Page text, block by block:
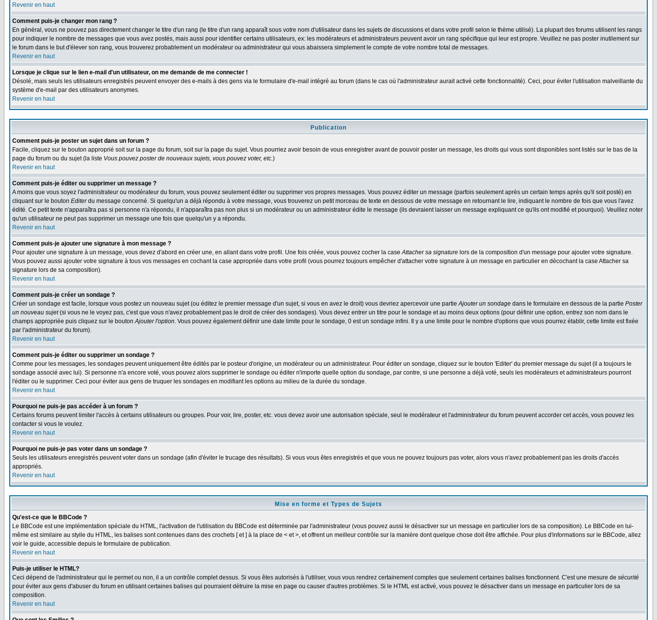
Revenir en haut
Comment puis-je changer mon rang ?
En général, vous ne pouvez pas directement changer le titre d'un rang (le titre d'un rang apparaît sous votre nom d'utilisateur dans les sujets de discussions et dans votre profil selon le thème utilisé). La plupart des forums utilisent les rangs
pour indiquer le nombre de messages que vous avez postés, mais aussi pour identifier certains utilisateurs, ex: les modérateurs et administrateurs peuvent avoir un rang spécifique qui leur est propre. Veuillez ne pas poster inutilement sur
le forum dans le but d'élever son rang, vous trouverez probablement un modérateur ou administrateur qui vous abaissera simplement le compte de votre nombre total de messages.
Revenir en haut
Lorsque je clique sur le lien e-mail d'un utilisateur, on me demande de me connecter !
Désolé, mais seuls les utilisateurs enregistrés peuvent envoyer des e-mails à des gens via le formulaire d'e-mail intégré au forum (dans le cas où l'administrateur aurait activé cette fonctionnalité). Ceci, pour éviter l'utilisation malveillante du
système d'e-mail par des utilisateurs anonymes.
Revenir en haut
Publication
Comment puis-je poster un sujet dans un forum ?
Facile, cliquez sur le bouton approprié soit sur la page du forum, soit sur la page du sujet. Vous pourriez avoir besoin de vous enregistrer avant de pouvoir poster un message, les droits qui vous sont disponibles sont listés sur le bas de la
page du forum ou du sujet (la liste Vous pouvez poster de nouveaux sujets, vous pouvez voter, etc.)
Revenir en haut
Comment puis-je éditer ou supprimer un message ?
A moins que vous soyez l'administrateur ou modérateur du forum, vous pouvez seulement éditer ou supprimer vos propres messages. Vous pouvez éditer un message (parfois seulement après un certain temps après qu'il soit posté) en
cliquant sur le bouton Editerdu message concerné. Si quelqu'un a déjà répondu à votre message, vous trouverez un petit morceau de texte en dessous de votre message en retournant le lire, indiquant le nombre de fois que vous l'avez
édité. Ce petit texte n'apparaîtra pas si personne n'a répondu, il n'apparaîtra pas non plus si un modérateur ou un administrateur édite le message (ils devraient laisser un message expliquant ce qu'ils ont modifié et pourquoi). Veuillez noter
qu'un utilisateur ne peut pas supprimer un message une fois que quelqu'un y a répondu.
Revenir en haut
Comment puis-je ajouter une signature à mon message ?
Pour ajouter une signature à un message, vous devez d'abord en créer une, en allant dans votre profil. Une fois créée, vous pouvez cocher la caseAttacher sa signature lors de la composition d'un message pour ajouter votre signature.
Vous pouvez aussi ajouter votre signature à tous vos messages en cochant la case appropriée dans votre profil (vous pourrez toujours empêcher d'attacher votre signature à un message en particulier en décochant la case Attacher sa
signature lors de sa composition).
Revenir en haut
Comment puis-je créer un sondage ?
Créer un sondage est facile, lorsque vous postez un nouveau sujet (ou éditez le premier message d'un sujet, si vous en avez le droit) vous devriez apercevoir une partieAjouter un sondage dans le formulaire en dessous de la partie Poster
un nouveau sujet(si vous ne le voyez pas, c'est que vous n'avez probablement pas le droit de créer des sondages). Vous devez entrer un titre pour le sondage et au moins deux options (pour définir une option, entrez son nom dans le
champs appropriée puis cliquez sur le boutonAjouter l'option. Vous pouvez également définir une date limite pour le sondage, 0 est un sondage infini. Il y a une limite pour le nombre d'options que vous pourrez établir, cette limite est fixée
par l'administrateur du forum).
Revenir en haut
Comment puis-je éditer ou supprimer un sondage ?
Comme pour les messages, les sondages peuvent uniquement être édités par le posteur d'origine, un modérateur ou un administrateur. Pour éditer un sondage, cliquez sur le bouton 'Editer' du premier message du sujet (il a toujours le
sondage associé avec lui). Si personne n'a encore voté, vous pouvez alors supprimer le sondage ou éditer n'importe quelle option du sondage, par contre, si une personne a déjà voté, seuls les modérateurs et administrateurs pourront
l'éditer ou le supprimer. Ceci pour éviter aux gens de truquer les sondages en modifiant les options au milieu de la durée du sondage.
Revenir en haut
Pourquoi ne puis-je pas accéder à un forum ?
Certains forums peuvent limiter l'accès à certains utilisateurs ou groupes. Pour voir, lire, poster, etc. vous devez avoir une autorisation spéciale, seul le modérateur et l'administrateur du forum peuvent accorder cet accès, vous pouvez les
contacter si vous le voulez.
Revenir en haut
Pourquoi ne puis-je pas voter dans un sondage ?
Seuls les utilisateurs enregistrés peuvent voter dans un sondage (afin d'éviter le trucage des résultats). Si vous vous êtes enregistrés et que vous ne pouvez toujours pas voter, alors vous n'avez probablement pas les droits d'accès
appropriés.
Revenir en haut
Mise en forme et Types de Sujets
Qu'est-ce que le BBCode ?
Le BBCode est une implémentation spéciale du HTML, l'activation de l'utilisation du BBCode est déterminée par l'administrateur (vous pouvez aussi le désactiver sur un message en particulier lors de sa composition). Le BBCode en lui-
même est similaire au styile du HTML, les balises sont contenues dans des crochets [ et ] à la place de < et >, et offrent un meilleur contrôle sur la manière dont quelque chose doit être affichée. Pour plus d'informations sur le BBCode, allez
voir le guide, accessible depuis le formulaire de publication.
Revenir en haut
Puis-je utiliser le HTML?
Ceci dépend de l'administrateur qui le permet ou non, il a un contrôle complet dessus. Si vous êtes autorisés à l'utiliser, vous vous rendrez certainement comptes que seulement certaines balises fonctionnent. C'est une mesure de sécurité
pour éviter aux gens d'abuser du forum en utilisant certaines balises qui pourraient détruire la mise en page ou causer d'autres problèmes. Si le HTML est activé, vous pouvez le désactiver dans un message en particulier lors de sa
composition.
Revenir en haut